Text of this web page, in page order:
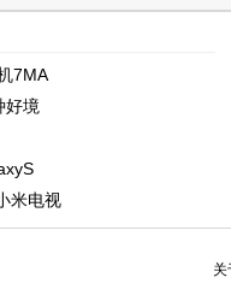
7MA
好境
米电视
关